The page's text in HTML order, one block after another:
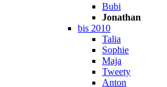
Bubi
Jonathan
bis 2010
Talia
Sophie
Maja
Tweety
Anton